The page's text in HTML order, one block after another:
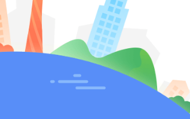
源服务保障“百千万工
高质量发展。